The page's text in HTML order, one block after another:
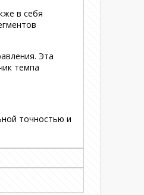
в себя
Эта
темпа
точностью и